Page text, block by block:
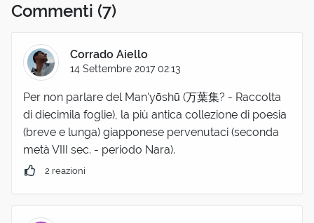
Commenti (7)
Corrado Aiello
14 Settembre 2017 02:13
Per non parlare del Man'yōshū (万葉集? - Raccolta
di diecimila foglie), la più antica collezione di poesia
(breve e lunga) giapponese pervenutaci (seconda
metà VIII sec. - periodo Nara).
2 reazioni